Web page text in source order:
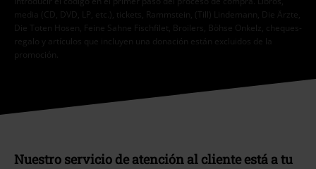
media (CD, DVD, LP, etc.), tickets, Rammstein, (Till) Lindemann, Die Ärzte,
Die Toten Hosen, Feine Sahne Fischfilet, Broilers, Böhse Onkelz, cheques-
regalo y artículos que incluyen una donación están excluidos de la
promoción.
Nuestro servicio de atención al cliente está a tu